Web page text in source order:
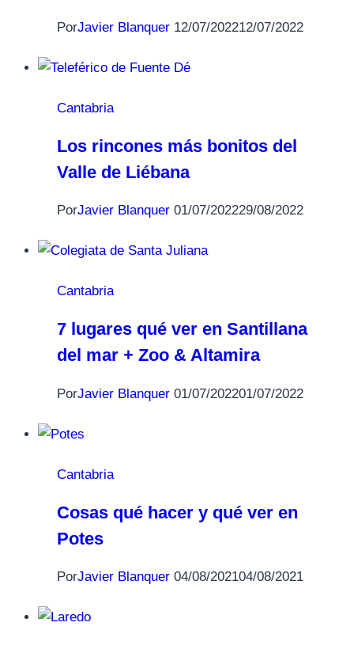
PorJavier Blanquer 12/07/202212/07/2022
Cantabria
Los rincones más bonitos del
Valle de Liébana
PorJavier Blanquer 01/07/202229/08/2022
Cantabria
7 lugares qué ver en Santillana
del mar + Zoo & Altamira
PorJavier Blanquer 01/07/202201/07/2022
Cantabria
Cosas qué hacer y qué ver en
Potes
PorJavier Blanquer 04/08/202104/08/2021